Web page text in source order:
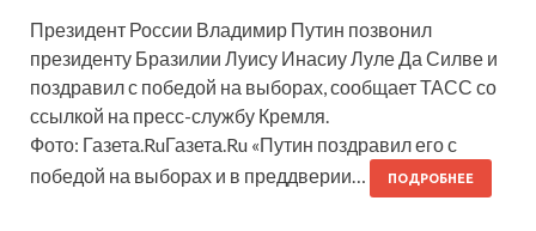
Президент России Владимир Путин позвонил
президенту Бразилии Луису Инасиу Луле Да Силве и
поздравил с победой на выборах, сообщает ТАСС со
ссылкой на пресс-службу Кремля.
Фото: Газета.RuГазета.Ru «Путин поздравил его с
победой на выборах и в преддверии…
ПОДРОБНЕЕ